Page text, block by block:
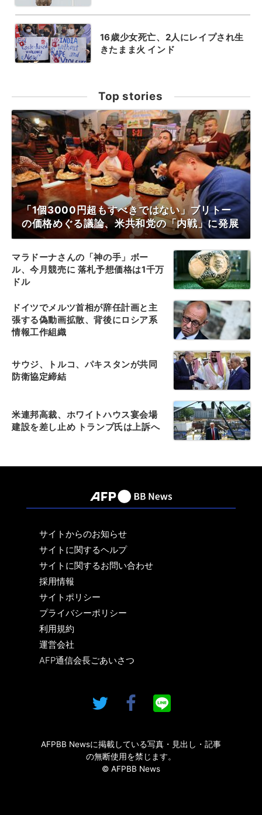
16歳少女死亡、2人にレイプされ生
きたまま火 インド
Top stories
「1個3000円超もすべきではない」ブリトー
の価格めぐる議論、米共和党の「内戦」に発展
マラドーナさんの「神の手」ボー
ル、今月競売に 落札予想価格は1千万
ドル
ドイツでメルツ首相が辞任計画と主
張する偽動画拡散、背後にロシア系
情報工作組織
サウジ、トルコ、パキスタンが共同
防衛協定締結
米連邦高裁、ホワイトハウス宴会場
建設を差し止め トランプ氏は上訴へ
サイトからのお知らせ
サイトに関するヘルプ
サイトに関するお問い合わせ
採用情報
サイトポリシー
プライバシーポリシー
利用規約
運営会社
AFP通信会長ごあいさつ
AFPBB Newsに掲載している写真・見出し・記事
の無断使用を禁じます。
© AFPBB News